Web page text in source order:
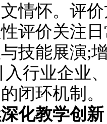
情怀。评
评价关注日
技能展演;
行业企业
闭环机制。
化教学创新